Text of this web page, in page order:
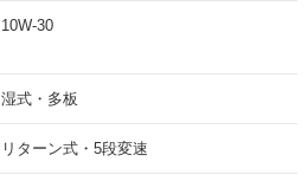
10W-30
湿式・多板
リターン式・5段変速